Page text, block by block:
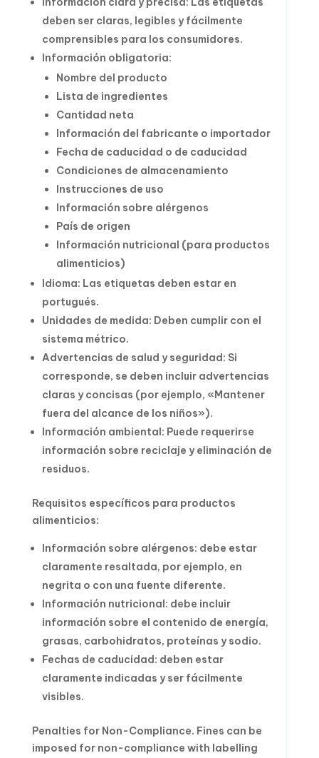
deben ser claras, legibles y fácilmente
comprensibles para los consumidores.
Información obligatoria:
Nombre del producto
Lista de ingredientes
Cantidad neta
Información del fabricante o importador
Fecha de caducidad o de caducidad
Condiciones de almacenamiento
Instrucciones de uso
Información sobre alérgenos
País de origen
Información nutricional (para productos
alimenticios)
Idioma: Las etiquetas deben estar en
portugués.
Unidades de medida: Deben cumplir con el
sistema métrico.
Advertencias de salud y seguridad: Si
corresponde, se deben incluir advertencias
claras y concisas (por ejemplo, «Mantener
fuera del alcance de los niños»).
Información ambiental: Puede requerirse
información sobre reciclaje y eliminación de
residuos.
Requisitos específicos para productos
alimenticios:
Información sobre alérgenos: debe estar
claramente resaltada, por ejemplo, en
negrita o con una fuente diferente.
Información nutricional: debe incluir
información sobre el contenido de energía,
grasas, carbohidratos, proteínas y sodio.
Fechas de caducidad: deben estar
claramente indicadas y ser fácilmente
visibles.
Penalties for Non-Compliance. Fines can be
imposed for non-compliance with labelling